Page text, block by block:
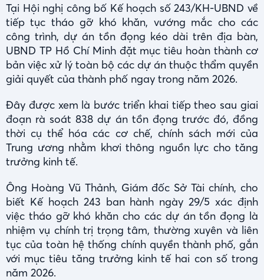
Tại Hội nghị công bố Kế hoạch số 243/KH-UBND về
tiếp tục tháo gỡ khó khăn, vướng mắc cho các
công trình, dự án tồn đọng kéo dài trên địa bàn,
UBND TP Hồ Chí Minh đặt mục tiêu hoàn thành cơ
bản việc xử lý toàn bộ các dự án thuộc thẩm quyền
giải quyết của thành phố ngay trong năm 2026.
Đây được xem là bước triển khai tiếp theo sau giai
đoạn rà soát 838 dự án tồn đọng trước đó, đồng
thời cụ thể hóa các cơ chế, chính sách mới của
Trung ương nhằm khơi thông nguồn lực cho tăng
trưởng kinh tế.
Ông Hoàng Vũ Thảnh, Giám đốc Sở Tài chính, cho
biết Kế hoạch 243 ban hành ngày 29/5 xác định
việc tháo gỡ khó khăn cho các dự án tồn đọng là
nhiệm vụ chính trị trọng tâm, thường xuyên và liên
tục của toàn hệ thống chính quyền thành phố, gắn
với mục tiêu tăng trưởng kinh tế hai con số trong
năm 2026.